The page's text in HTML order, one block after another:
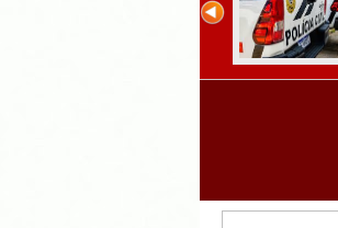
Itabaiana recebeu
da Sedap-PB cerca